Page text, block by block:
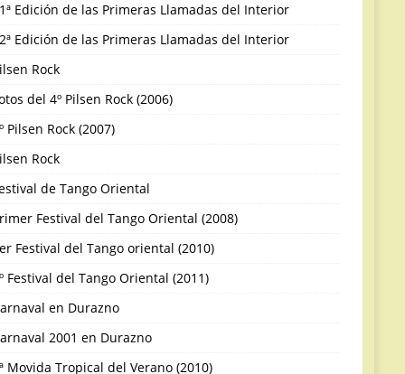
Edición de las Primeras Llamadas del Interior
Edición de las Primeras Llamadas del Interior
Rock
del 4º Pilsen Rock (2006)
Pilsen Rock (2007)
Rock
de Tango Oriental
Festival del Tango Oriental (2008)
Festival del Tango oriental (2010)
Festival del Tango Oriental (2011)
en Durazno
2001 en Durazno
Movida Tropical del Verano (2010)